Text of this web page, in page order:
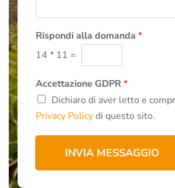
n
*
i
*
Rispondi alla domanda *
14 * 11 =
Accettazione GDPR*
Dichiaro di aver letto e
Privacy Policydi questo sito.
INVIA MESSAGGIO